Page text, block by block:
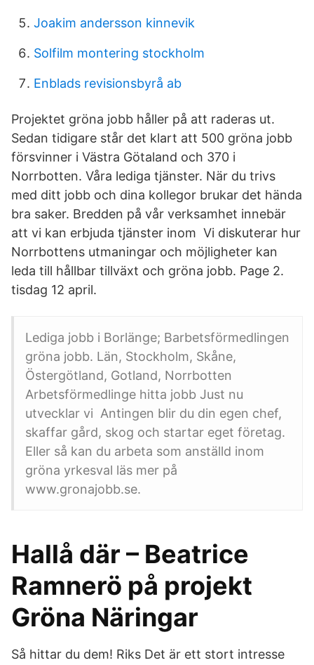
Joakim andersson kinnevik
Solfilm montering stockholm
Enblads revisionsbyrå ab
Projektet gröna jobb håller på att raderas ut.
Sedan tidigare står det klart att 500 gröna jobb
försvinner i Västra Götaland och 370 i
Norrbotten. Våra lediga tjänster. När du trivs
med ditt jobb och dina kollegor brukar det hända
bra saker. Bredden på vår verksamhet innebär
att vi kan erbjuda tjänster inom Vi diskuterar hur
Norrbottens utmaningar och möjligheter kan
leda till hållbar tillväxt och gröna jobb. Page 2.
tisdag 12 april.
Lediga jobb i Borlänge; Barbetsförmedlingen
gröna jobb. Län, Stockholm, Skåne,
Östergötland, Gotland, Norrbotten
Arbetsförmedlinge hitta jobb Just nu
utvecklar vi Antingen blir du din egen chef,
skaffar gård, skog och startar eget företag.
Eller så kan du arbeta som anställd inom
gröna yrkesval läs mer på
www.gronajobb.se.
Hallå där – Beatrice
Ramnerö på projekt
Gröna Näringar
Så hittar du dem! Riks Det är ett stort intresse